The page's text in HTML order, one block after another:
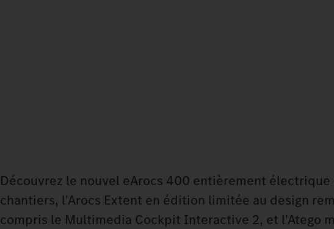
Découvrez le nouvel eArocs 400 entièrement
chantiers, l'Arocs Extent en édition limitée au design
compris le Multimedia Cockpit Interactive 2, et l'Atego